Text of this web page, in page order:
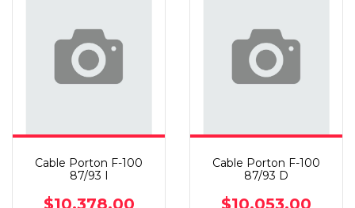
Cable Porton F-100
87/93 I
$10.378,00
Cable Porton F-100
87/93 D
$10.053,00